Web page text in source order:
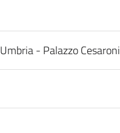
- Palazzo Cesaroni